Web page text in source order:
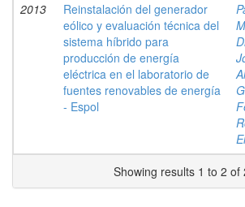
2013
Reinstalación del generador
eólico y evaluación técnica del
sistema híbrido para
producción de energía
eléctrica en el laboratorio de
fuentes renovables de energía
- Espol
Showing results 1 to 2 of